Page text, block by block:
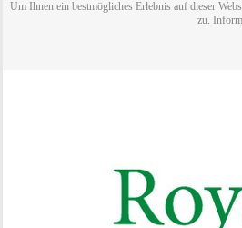
Um Ihnen ein bestmögliches Erlebnis auf dieser
zu.